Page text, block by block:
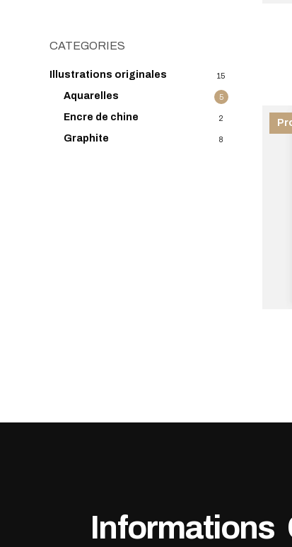
CATEGORIES
Illustrations originales 15
Aquarelles 5
Encre de chine 2
Graphite 8
Informations